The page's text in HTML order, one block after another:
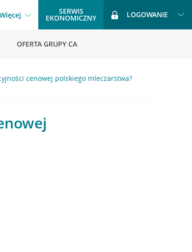
Więcej SERWIS
EKONOMICZNY LOGOWANIE
OFERTA GRUPY CA
cenowej polskiego mleczarstwa?